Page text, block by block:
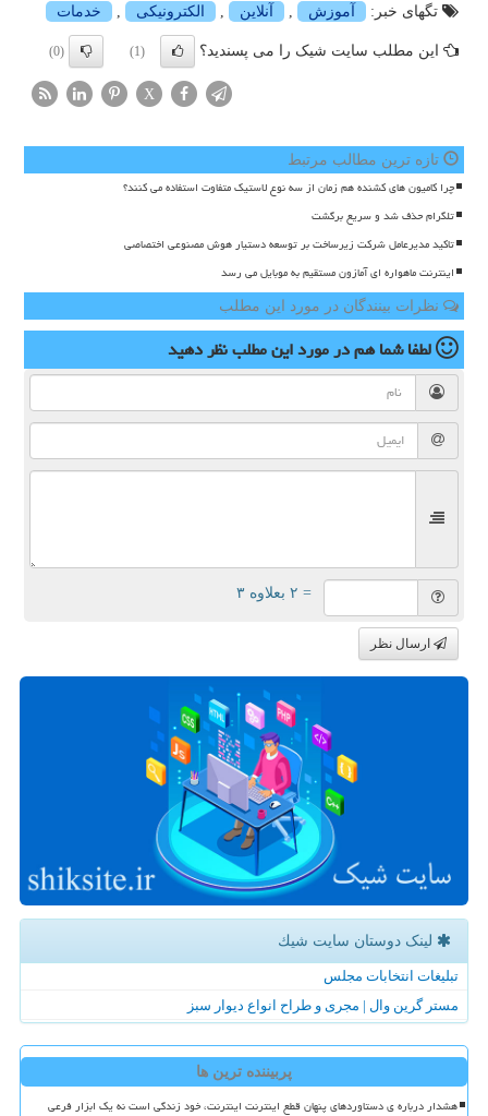
تگهای خبر:
آموزش آنلاین الكترونیكی خدمات
این مطلب سایت شیک را می پسندید؟ (1)
(0)
X
تازه ترین مطالب مرتبط
چرا کامیون های کشنده هم زمان از سه نوع لاستیک متفاوت استفاده می کنند؟
تلگرام حذف شد و سریع برگشت
تاکید مدیرعامل شرکت زیرساخت بر توسعه دستیار هوش مصنوعی اختصاصی
اینترنت ماهواره ای آمازون مستقیم به موبایل می رسد
نظرات بینندگان در مورد این مطلب
لطفا شما همدر مورد این مطلبنظر دهید
= ۲ بعلاوه ۳
ارسال نظر
لینک دوستان سایت شیك
تبلیغات انتخابات مجلس
مستر گرین وال | مجری و طراح انواع دیوار سبز
پربیننده ترین ها
هشدار درباره ی دستاوردهای پنهان قطع اینترنت اینترنت، خود زندگی است نه یک ابزار فرعی